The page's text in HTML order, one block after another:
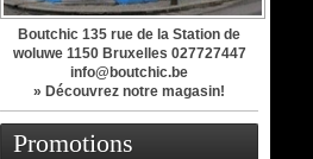
Boutchic 135 rue de la Station de
woluwe 1150 Bruxelles 027727447
info@boutchic.be
» Découvrez notre magasin!
Promotions